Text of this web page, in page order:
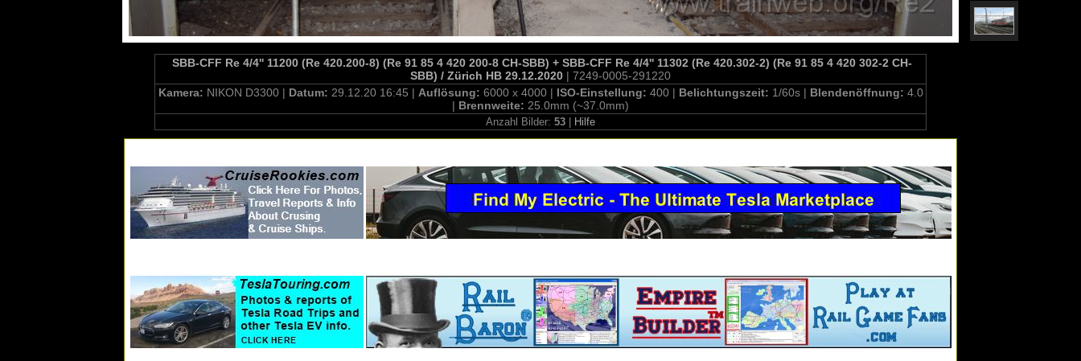
SBB-CFF Re 4/4'' 11200 (Re 420.200-8) (Re 91 85 4 420 200-8 CH-SBB) + SBB-CFF Re 4/4'' 11302 (Re 420.302-2) (Re 91 85 4 420 302-2 CH-
SBB) / Zürich HB 29.12.2020 | 7249-0005-291220
Kamera: NIKON D3300 | Datum: 29.12.20 16:45 | Auflösung: 6000 x 4000 | ISO-Einstellung: 400 | Belichtungszeit: 1/60s | Blendenöffnung: 4.0
| Brennweite: 25.0mm (~37.0mm)
Anzahl Bilder: 53 Hilfe